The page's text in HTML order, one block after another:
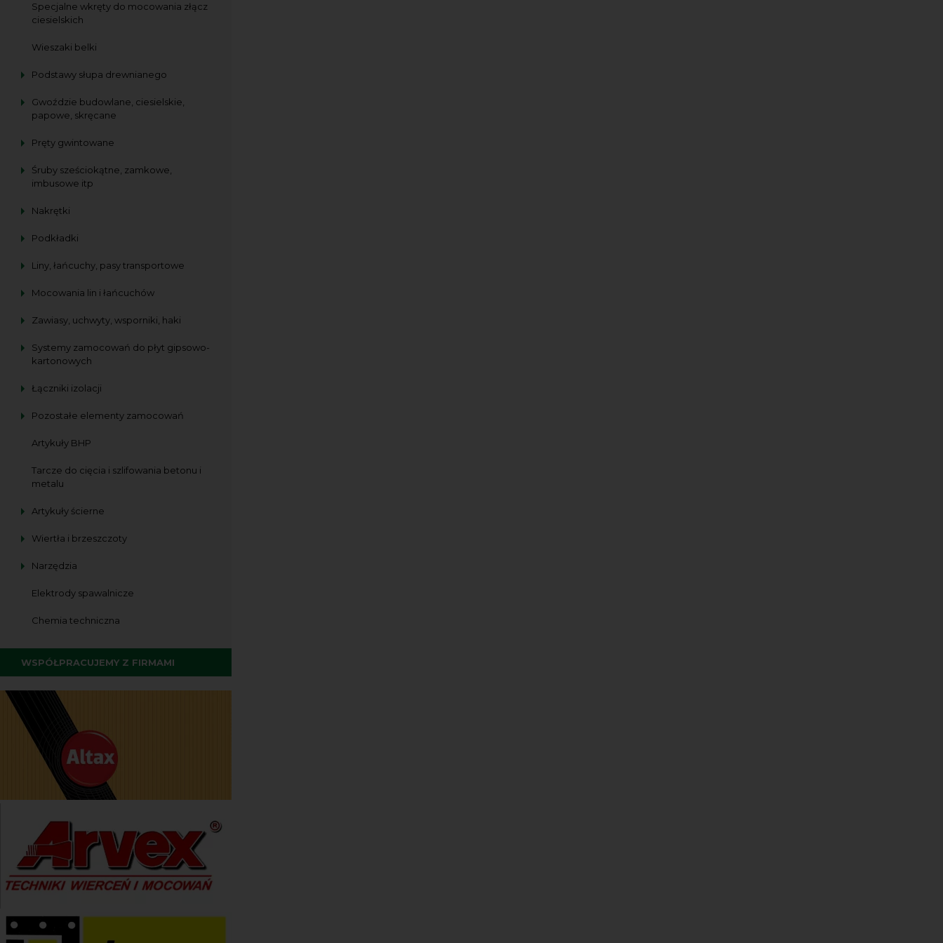
Specjalne wkręty do mocowania złącz
ciesielskich
Wieszaki belki
Podstawy słupa drewnianego
Gwoździe budowlane, ciesielskie,
papowe, skręcane
Pręty gwintowane
Śruby sześciokątne, zamkowe,
imbusowe itp
Nakrętki
Podkładki
Liny, łańcuchy, pasy transportowe
Mocowania lin i łańcuchów
Zawiasy, uchwyty, wsporniki, haki
Systemy zamocowań do płyt gipsowo-
kartonowych
Łączniki izolacji
Pozostałe elementy zamocowań
Artykuły BHP
Tarcze do cięcia i szlifowania betonu i
metalu
Artykuły ścierne
Wiertła i brzeszczoty
Narzędzia
Elektrody spawalnicze
Chemia techniczna
WSPÓŁPRACUJEMY Z FIRMAMI